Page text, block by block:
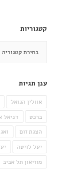
קטגוריות
ענן תגיות
אוולין הגואל
ברכט
דניאל
הצגת זום
יעל לויטה
מוזיאון תל אביב